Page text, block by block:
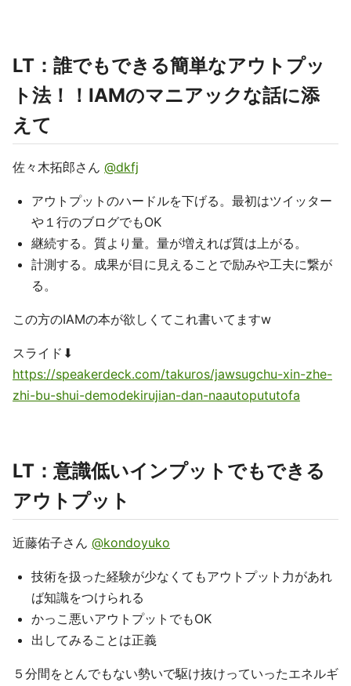
LT：誰でもできる簡単なアウトプッ
ト法！！IAMのマニアックな話に添
えて
佐々木拓郎さん @dkfj
アウトプットのハードルを下げる。最初はツイッター
や１行のブログでもOK
継続する。質より量。量が増えれば質は上がる。
計測する。成果が目に見えることで励みや工夫に繋が
る。
この方のIAMの本が欲しくてこれ書いてますw
スライド⬇︎
https://speakerdeck.com/takuros/jawsugchu-xin-zhe-
zhi-bu-shui-demodekirujian-dan-naautopututofa
LT：意識低いインプットでもできる
アウトプット
近藤佑子さん @kondoyuko
技術を扱った経験が少なくてもアウトプット力があれ
ば知識をつけられる
かっこ悪いアウトプットでもOK
出してみることは正義
５分間をとんでもない勢いで駆け抜けっていったエネルギ